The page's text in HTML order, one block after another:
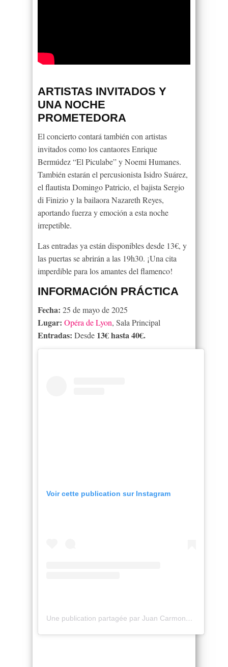
ARTISTAS INVITADOS Y
UNA NOCHE
PROMETEDORA
El concierto contará también con artistas
invitados como los cantaores Enrique
Bermúdez “El Piculabe” y Noemi Humanes.
También estarán el percusionista Isidro Suárez,
el flautista Domingo Patricio, el bajista Sergio
di Finizio y la bailaora Nazareth Reyes,
aportando fuerza y emoción a esta noche
irrepetible.
Las entradas ya están disponibles desde 13€, y
las puertas se abrirán a las 19h30. ¡Una cita
imperdible para los amantes del flamenco!
INFORMACIÓN PRÁCTICA
Fecha: 25 de mayo de 2025
Lugar: Opéra de Lyon, Sala Principal
Entradas: Desde 13€ hasta 40€.
Voir cette publication sur Instagram
Une publication partagée par Juan Carmona (@juancarmona_oficial)